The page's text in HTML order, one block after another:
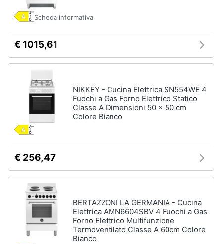
Piccoli
elettrodomestici
Termoconvettore
Condizionatori
Caminetto
Elettrodomestici
industriali
Abbattitore
cucire
professionali
Scheda informativa
€ 1015,61
NIKKEY - Cucina Elettrica SN554WE 4
Fuochi a Gas Forno Elettrico Statico
Classe A Dimensioni 50 x 50 cm
Colore Bianco
€ 256,47
BERTAZZONI LA GERMANIA - Cucina
Elettrica AMN6604SBV 4 Fuochi a Gas
Forno Elettrico Multifunzione
Termoventilato Classe A 60cm Colore
Bianco